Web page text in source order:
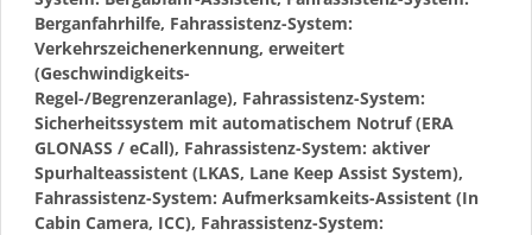
Berganfahrhilfe, Fahrassistenz-System:
Verkehrszeichenerkennung, erweitert
(Geschwindigkeits-
Regel-/Begrenzeranlage), Fahrassistenz-System:
Sicherheitssystem mit automatischem Notruf (ERA
GLONASS / eCall), Fahrassistenz-System: aktiver
Spurhalteassistent (LKAS, Lane Keep Assist System),
Fahrassistenz-System: Aufmerksamkeits-Assistent (In
Cabin Camera, ICC), Fahrassistenz-System: